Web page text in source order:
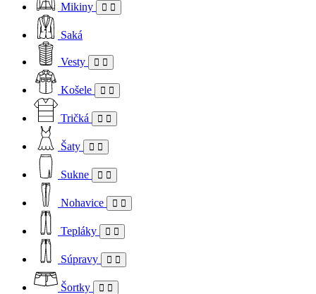
Mikiny
Saká
Vesty
Košele
Tričká
Šaty
Sukne
Nohavice
Tepláky
Súpravy
Šortky